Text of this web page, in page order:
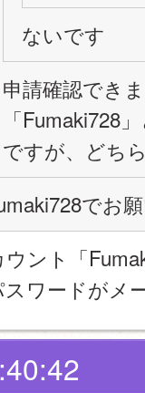
ないです
申請確認でき
「Fumaki728
ですが、どち
でお
ウント「
ワードがメ